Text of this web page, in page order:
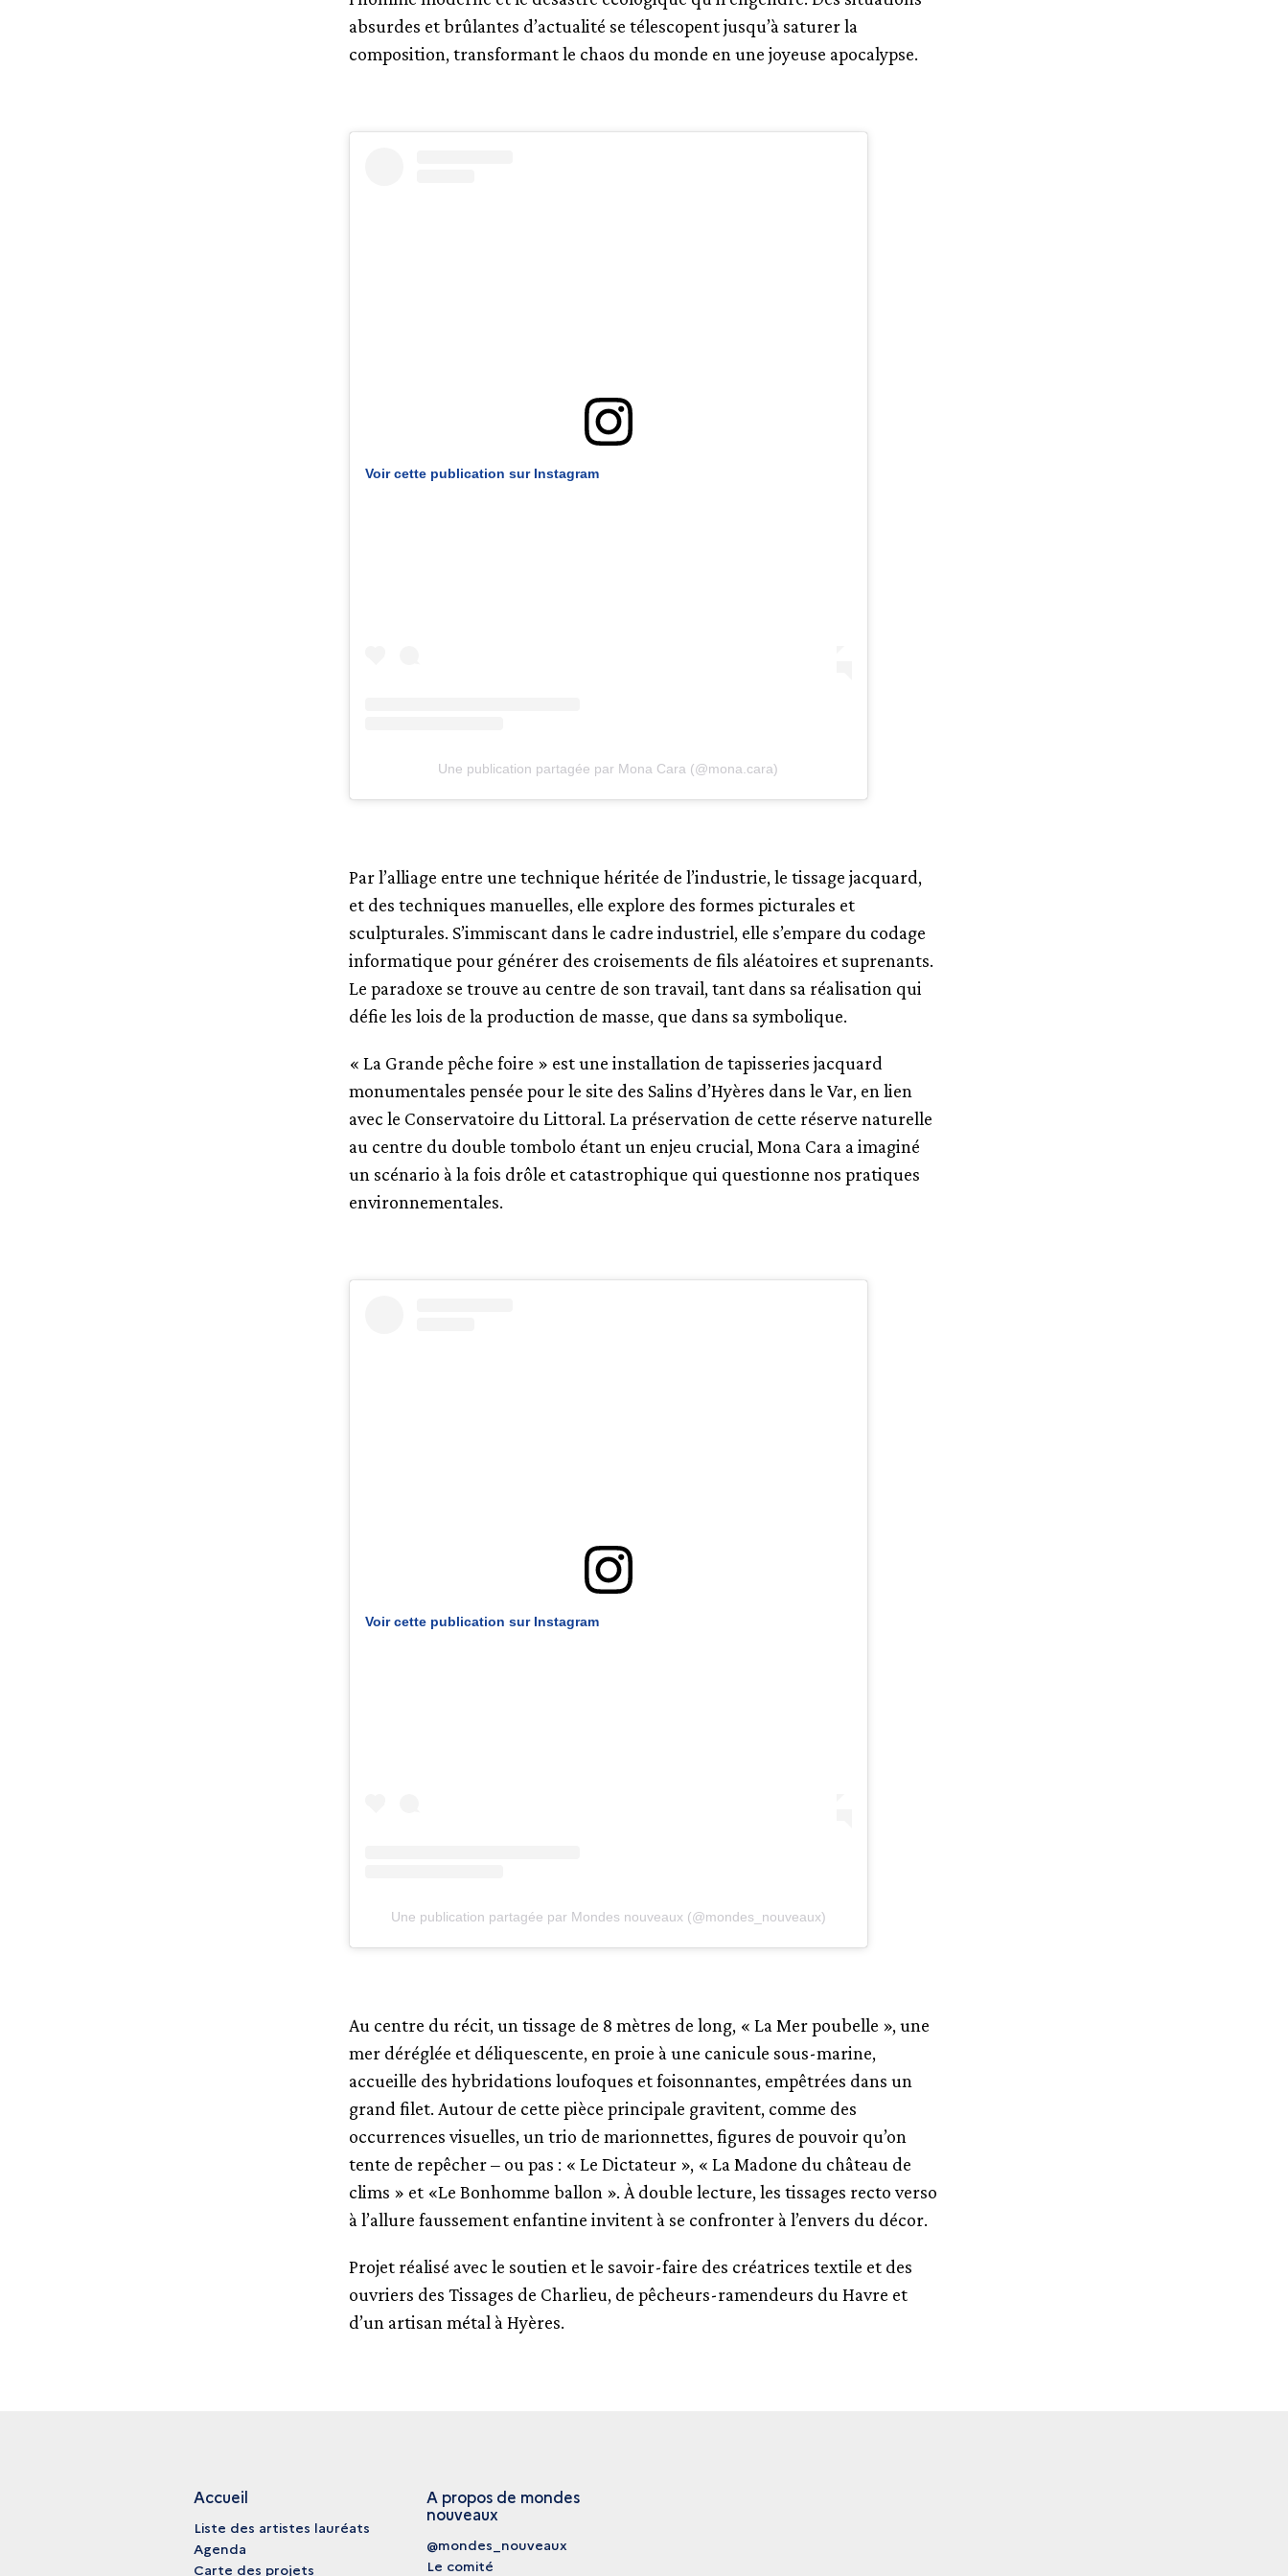
absurdes et brûlantes d’actualité se télescopent jusqu’à saturer la
composition, transformant le chaos du monde en une joyeuse apocalypse.
Voir cette publication sur Instagram
Une publication partagée par Mona Cara (@mona.cara)
Par l’alliage entre une technique héritée de l’industrie, le tissage jacquard,
et des techniques manuelles, elle explore des formes picturales et
sculpturales. S’immiscant dans le cadre industriel, elle s’empare du codage
informatique pour générer des croisements de fils aléatoires et suprenants.
Le paradoxe se trouve au centre de son travail, tant dans sa réalisation qui
défie les lois de la production de masse, que dans sa symbolique.
« La Grande pêche foire » est une installation de tapisseries jacquard
monumentales pensée pour le site des Salins d’Hyères dans le Var, en lien
avec le Conservatoire du Littoral. La préservation de cette réserve naturelle
au centre du double tombolo étant un enjeu crucial, Mona Cara a imaginé
un scénario à la fois drôle et catastrophique qui questionne nos pratiques
environnementales.
Voir cette publication sur Instagram
Une publication partagée par Mondes nouveaux (@mondes_nouveaux)
Au centre du récit, un tissage de 8 mètres de long, « La Mer poubelle », une
mer déréglée et déliquescente, en proie à une canicule sous-marine,
accueille des hybridations loufoques et foisonnantes, empêtrées dans un
grand filet. Autour de cette pièce principale gravitent, comme des
occurrences visuelles, un trio de marionnettes, figures de pouvoir qu’on
tente de repêcher – ou pas : « Le Dictateur », « La Madone du château de
clims » et «Le Bonhomme ballon ». À double lecture, les tissages recto verso
à l’allure faussement enfantine invitent à se confronter à l’envers du décor.
Projet réalisé avec le soutien et le savoir-faire des créatrices textile et des
ouvriers des Tissages de Charlieu, de pêcheurs-ramendeurs du Havre et
d’un artisan métal à Hyères.
Accueil
Liste des artistes lauréats
Agenda
Carte des projets
A propos de mondes
nouveaux
@mondes_nouveaux
Le comité